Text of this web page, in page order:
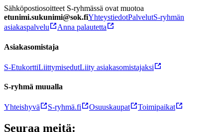
Sähköpostiosoitteet S-ryhmässä ovat muotoa
etunimi.sukunimi@sok.fiYhteystiedotPalvelutS-ryhmän
asiakaspalvelu
Anna palautetta
Asiakasomistaja
S-EtukorttiLiittymisedutLiity asiakasomistajaksi
S-ryhmä muualla
Yhteishyvä S-ryhmä.fi Osuuskaupat Toimipaikat
Seuraa meitä: